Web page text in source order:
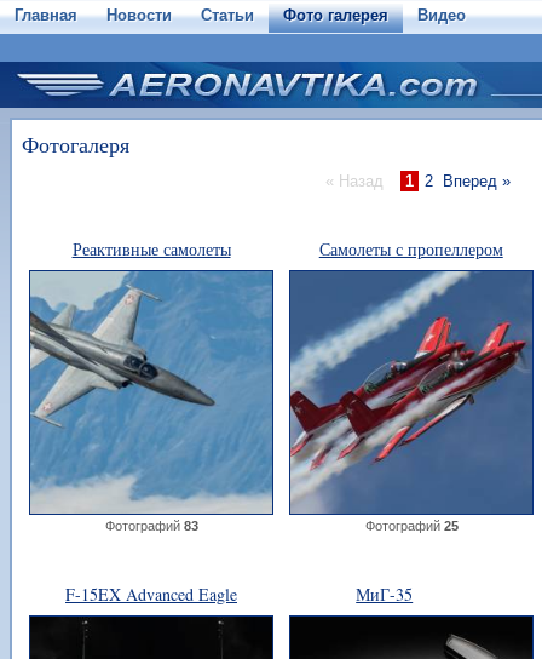
Главная Новости Статьи Фото галерея Видео
Фотогалеря
« Назад 1 2 Вперед »
Реактивные самолеты
Фотографий 83
Самолеты с пропеллером
Фотографий 25
F-15EX Advanced Eagle МиГ-35